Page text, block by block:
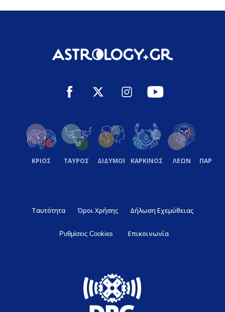
ΚΡΙΟΣ ΤΑΥΡΟΣ ΔΙΔΥΜΟΙ ΚΑΡΚΙΝΟΣ ΛΕΩΝ
Ταυτότητα Όροι Χρήσης Δήλωση Εχεμύθειας
Ρυθμίσεις Cookies Επικοινωνία